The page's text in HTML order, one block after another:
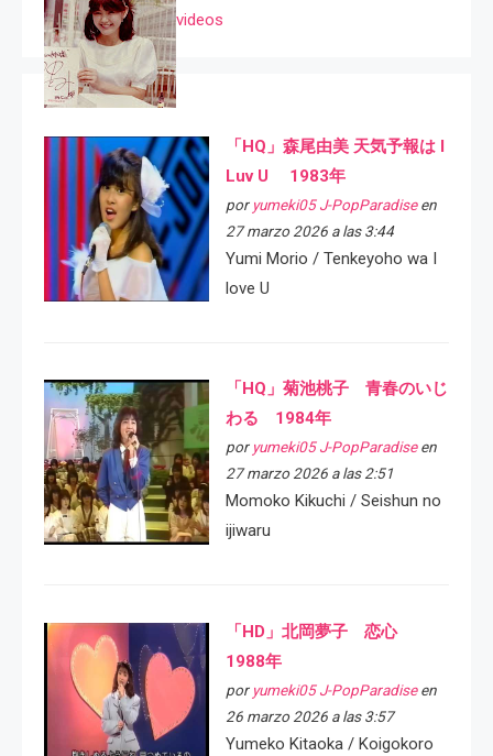
videos
「HQ」森尾由美 天気予報は I
Luv U 1983年
por yumeki05 J-PopParadiseen
27 marzo 2026 a las 3:44
Yumi Morio / Tenkeyoho wa I
love U
「HQ」菊池桃子 青春のいじ
わる 1984年
por yumeki05 J-PopParadiseen
27 marzo 2026 a las 2:51
Momoko Kikuchi / Seishun no
ijiwaru
「HD」北岡夢子 恋心
1988年
por yumeki05 J-PopParadiseen
26 marzo 2026 a las 3:57
Yumeko Kitaoka / Koigokoro